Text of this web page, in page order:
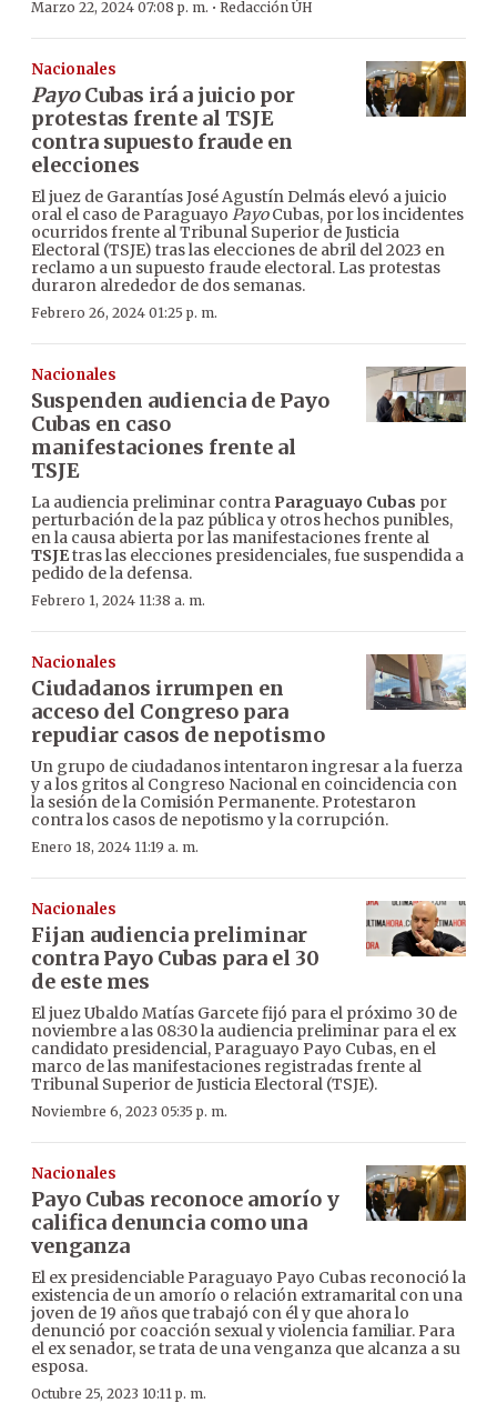
Marzo 22, 2024 07:08 p. m. · Redacción ÚH
Nacionales
PayoCubas irá a juicio por
protestas frente al TSJE
contra supuesto fraude en
elecciones
El juez de Garantías José Agustín Delmás elevó a juicio
oral el caso de Paraguayo PayoCubas, por los incidentes
ocurridos frente al Tribunal Superior de Justicia
Electoral (TSJE) tras las elecciones de abril del 2023 en
reclamo a un supuesto fraude electoral. Las protestas
duraron alrededor de dos semanas.
Febrero 26, 2024 01:25 p. m.
Nacionales
Suspenden audiencia de Payo
Cubas en caso
manifestaciones frente al
TSJE
La audiencia preliminar contra Paraguayo Cubas por
perturbación de la paz pública y otros hechos punibles,
en la causa abierta por las manifestaciones frente al
TSJEtras las elecciones presidenciales, fue suspendida a
pedido de la defensa.
Febrero 1, 2024 11:38 a. m.
Nacionales
Ciudadanos irrumpen en
acceso del Congreso para
repudiar casos de nepotismo
Un grupo de ciudadanos intentaron ingresar a la fuerza
y a los gritos al Congreso Nacional en coincidencia con
la sesión de la Comisión Permanente. Protestaron
contra los casos de nepotismo y la corrupción.
Enero 18, 2024 11:19 a. m.
Nacionales
Fijan audiencia preliminar
contra Payo Cubas para el 30
de este mes
El juez Ubaldo Matías Garcete fijó para el próximo 30 de
noviembre a las 08:30 la audiencia preliminar para el ex
candidato presidencial, Paraguayo Payo Cubas, en el
marco de las manifestaciones registradas frente al
Tribunal Superior de Justicia Electoral (TSJE).
Noviembre 6, 2023 05:35 p. m.
Nacionales
Payo Cubas reconoce amorío y
califica denuncia como una
venganza
El ex presidenciable Paraguayo Payo Cubas reconoció la
existencia de un amorío o relación extramarital con una
joven de 19 años que trabajó con él y que ahora lo
denunció por coacción sexual y violencia familiar. Para
el ex senador, se trata de una venganza que alcanza a su
esposa.
Octubre 25, 2023 10:11 p. m.